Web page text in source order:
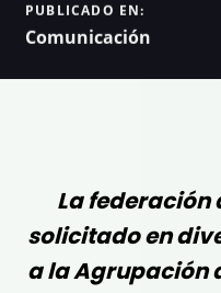
PUBLICADO EN:
Comunicación
La federación
solicitado en
a la Agrupación